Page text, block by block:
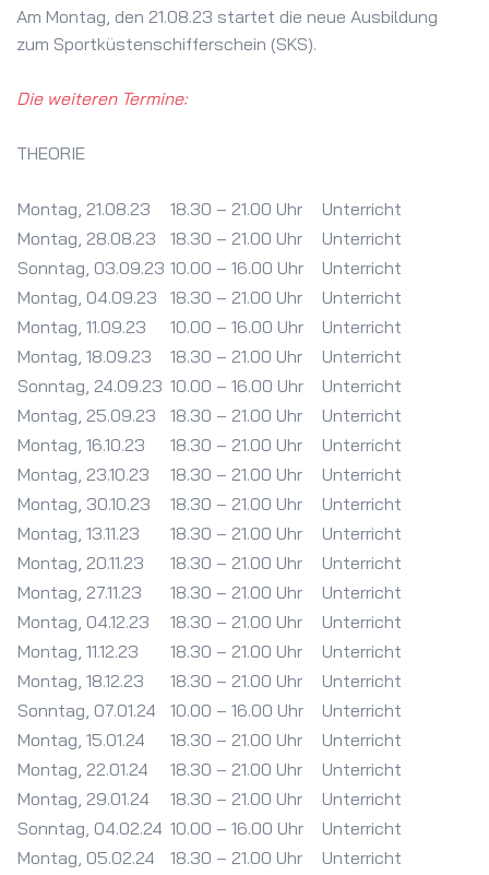
Am Montag, den 21.08.23 startet die neue Ausbildung
zum Sportküstenschifferschein (SKS).
Die weiteren Termine:
THEORIE
Montag, 21.08.23 18.30 – 21.00 Uhr
Unterricht
Montag, 28.08.23
18.30 – 21.00 Uhr
Unterricht
Sonntag, 03.09.23 10.00 – 16.00 Uhr
Unterricht
Montag, 04.09.23
18.30 – 21.00 Uhr
Unterricht
Montag, 11.09.23
10.00 – 16.00 Uhr
Unterricht
Montag, 18.09.23
18.30 – 21.00 Uhr
Unterricht
Sonntag, 24.09.23 10.00 – 16.00 Uhr
Unterricht
Montag, 25.09.23
18.30 – 21.00 Uhr
Unterricht
Montag, 16.10.23
18.30 – 21.00 Uhr
Unterricht
Montag, 23.10.23
18.30 – 21.00 Uhr
Unterricht
Montag, 30.10.23
18.30 – 21.00 Uhr
Unterricht
Montag, 13.11.23
18.30 – 21.00 Uhr
Unterricht
Montag, 20.11.23
18.30 – 21.00 Uhr
Unterricht
Montag, 27.11.23
18.30 – 21.00 Uhr
Unterricht
Montag, 04.12.23
18.30 – 21.00 Uhr
Unterricht
Montag, 11.12.23
18.30 – 21.00 Uhr
Unterricht
Montag, 18.12.23
18.30 – 21.00 Uhr
Unterricht
Sonntag, 07.01.24
10.00 – 16.00 Uhr
Unterricht
Montag, 15.01.24
18.30 – 21.00 Uhr
Unterricht
Montag, 22.01.24
18.30 – 21.00 Uhr
Unterricht
Montag, 29.01.24
18.30 – 21.00 Uhr
Unterricht
Sonntag, 04.02.24 10.00 – 16.00 Uhr
Unterricht
Montag, 05.02.24
18.30 – 21.00 Uhr
Unterricht